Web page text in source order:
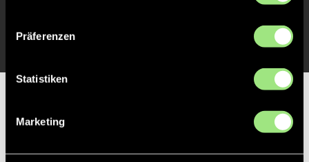
Präferenzen
Statistiken
Marketing